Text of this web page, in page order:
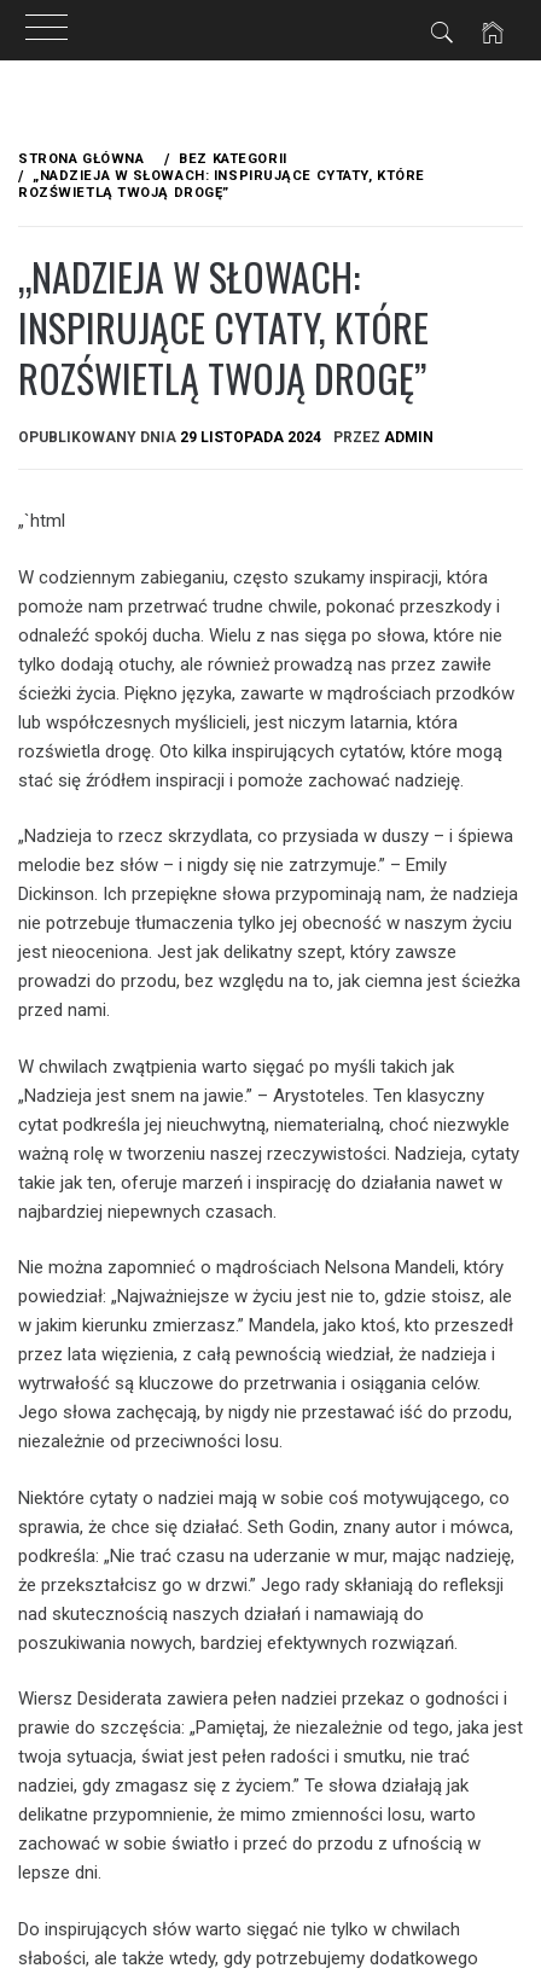
treści
STRONA GŁÓWNA
BEZ KATEGORII
„NADZIEJA W SŁOWACH: INSPIRUJĄCE CYTATY, KTÓRE
ROZŚWIETLĄ TWOJĄ DROGĘ”
„NADZIEJA W SŁOWACH:
INSPIRUJĄCE CYTATY, KTÓRE
ROZŚWIETLĄ TWOJĄ DROGĘ”
OPUBLIKOWANY DNIA 29 LISTOPADA 2024 PRZEZ ADMIN
„`html
W codziennym zabieganiu, często szukamy inspiracji, która
pomoże nam przetrwać trudne chwile, pokonać przeszkody i
odnaleźć spokój ducha. Wielu z nas sięga po słowa, które nie
tylko dodają otuchy, ale również prowadzą nas przez zawiłe
ścieżki życia. Piękno języka, zawarte w mądrościach przodków
lub współczesnych myślicieli, jest niczym latarnia, która
rozświetla drogę. Oto kilka inspirujących cytatów, które mogą
stać się źródłem inspiracji i pomoże zachować nadzieję.
„Nadzieja to rzecz skrzydlata, co przysiada w duszy – i śpiewa
melodie bez słów – i nigdy się nie zatrzymuje.” – Emily
Dickinson. Ich przepiękne słowa przypominają nam, że nadzieja
nie potrzebuje tłumaczenia tylko jej obecność w naszym życiu
jest nieoceniona. Jest jak delikatny szept, który zawsze
prowadzi do przodu, bez względu na to, jak ciemna jest ścieżka
przed nami.
W chwilach zwątpienia warto sięgać po myśli takich jak
„Nadzieja jest snem na jawie.” – Arystoteles. Ten klasyczny
cytat podkreśla jej nieuchwytną, niematerialną, choć niezwykle
ważną rolę w tworzeniu naszej rzeczywistości. Nadzieja, cytaty
takie jak ten, oferuje marzeń i inspirację do działania nawet w
najbardziej niepewnych czasach.
Nie można zapomnieć o mądrościach Nelsona Mandeli, który
powiedział: „Najważniejsze w życiu jest nie to, gdzie stoisz, ale
w jakim kierunku zmierzasz.” Mandela, jako ktoś, kto przeszedł
przez lata więzienia, z całą pewnością wiedział, że nadzieja i
wytrwałość są kluczowe do przetrwania i osiągania celów.
Jego słowa zachęcają, by nigdy nie przestawać iść do przodu,
niezależnie od przeciwności losu.
Niektóre cytaty o nadziei mają w sobie coś motywującego, co
sprawia, że chce się działać. Seth Godin, znany autor i mówca,
podkreśla: „Nie trać czasu na uderzanie w mur, mając nadzieję,
że przekształcisz go w drzwi.” Jego rady skłaniają do refleksji
nad skutecznością naszych działań i namawiają do
poszukiwania nowych, bardziej efektywnych rozwiązań.
Wiersz Desiderata zawiera pełen nadziei przekaz o godności i
prawie do szczęścia: „Pamiętaj, że niezależnie od tego, jaka jest
twoja sytuacja, świat jest pełen radości i smutku, nie trać
nadziei, gdy zmagasz się z życiem.” Te słowa działają jak
delikatne przypomnienie, że mimo zmienności losu, warto
zachować w sobie światło i przeć do przodu z ufnością w
lepsze dni.
Do inspirujących słów warto sięgać nie tylko w chwilach
słabości, ale także wtedy, gdy potrzebujemy dodatkowego